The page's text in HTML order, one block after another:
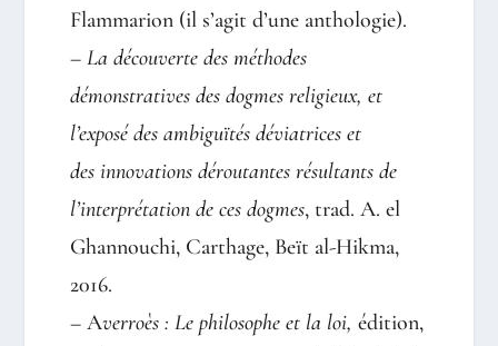
Flammarion (il s’agit d’une anthologie).
–La découverte des méthodes
démonstratives des dogmes religieux, et
l’exposé des ambiguïtés déviatrices et
des innovations déroutantes résultants de
l’interprétation de ces dogmes, trad. A. el
Ghannouchi, Carthage, Beït al-Hikma,
2016.
– Averroès : Le philosophe et la loi, édition,